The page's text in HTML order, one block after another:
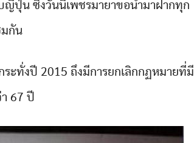
บญี่ปุ่น ซึ่งวันนี้เพชรมายาขอนำมาฝากทุก
มกัน
ะทั่งปี 2015 ถึงมีการยกเลิกกฏหมายที่มี
67 ปี